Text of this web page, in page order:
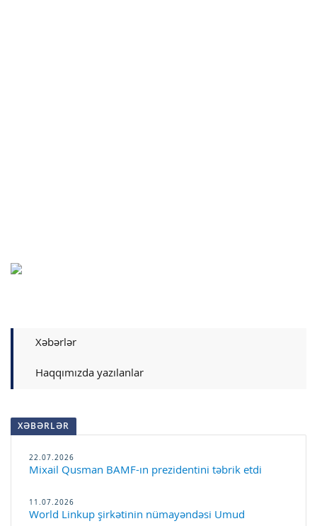
Xəbərlər
Haqqımızda yazılanlar
XƏBƏRLƏR
22.07.2026
Mixail Qusman BAMF-ın prezidentini təbrik etdi
11.07.2026
World Linkup şirkətinin nümayəndəsi Umud